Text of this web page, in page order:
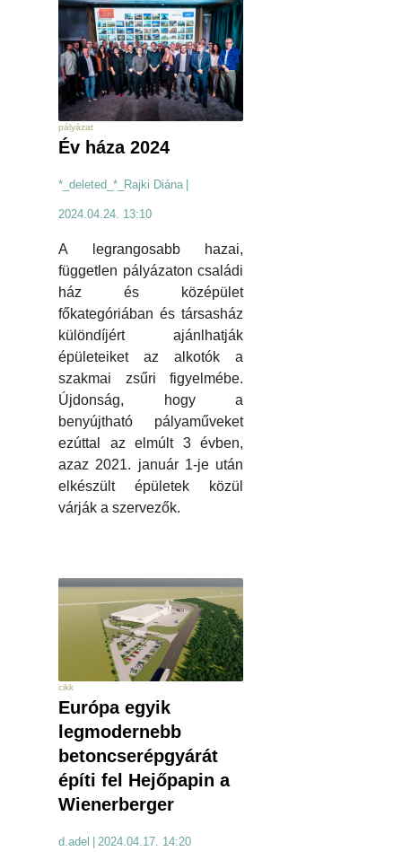
pályázat
Év háza 2024
*_deleted_*_Rajki Diána |
2024.04.24. 13:10
A legrangosabb hazai,
független pályázaton családi
ház és középület
főkategóriában és társasház
különdíjért ajánlhatják
épületeiket az alkotók a
szakmai zsűri figyelmébe.
Újdonság, hogy a
benyújtható pályaműveket
ezúttal az elmúlt 3 évben,
azaz 2021. január 1-je után
elkészült épületek közül
várják a szervezők.
cikk
Európa egyik
legmodernebb
betoncserépgyárát
építi fel Hejőpapin a
Wienerberger
d.adel 2024.04.17. 14:20